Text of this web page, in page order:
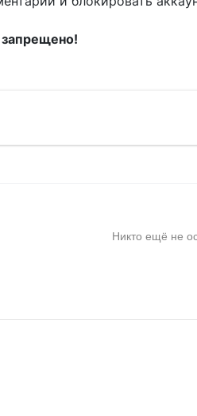
запрещено!
Никто ещё не